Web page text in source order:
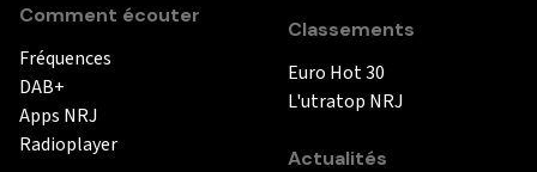
Comment écouter
Fréquences
DAB+
Apps NRJ
Radioplayer
Classements
Euro Hot 30
L'utratop NRJ
Actualités